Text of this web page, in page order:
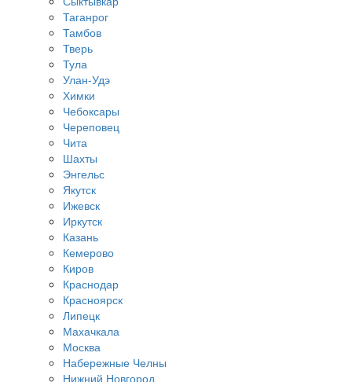
Таганрог
Тамбов
Тверь
Тула
Улан-Удэ
Химки
Чебоксары
Череповец
Чита
Шахты
Энгельс
Якутск
Ижевск
Иркутск
Казань
Кемерово
Киров
Краснодар
Красноярск
Липецк
Махачкала
Москва
Набережные Челны
Нижний Новгород